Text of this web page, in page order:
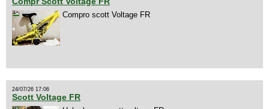
Compro scott Voltage FR
24/07/26 17:06
Scott Voltage FR